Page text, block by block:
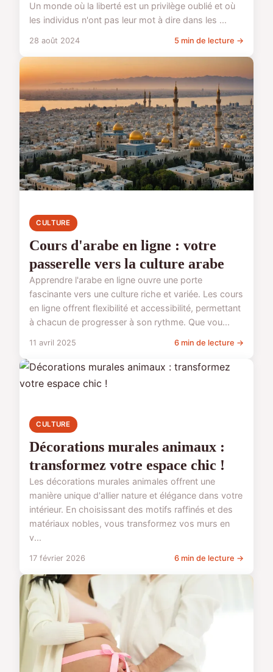
Un monde où la liberté est un privilège oublié et où
les individus n'ont pas leur mot à dire dans les ...
28 août 2024 5 min de lecture →
CULTURE
Cours d'arabe en ligne : votre
passerelle vers la culture arabe
Apprendre l'arabe en ligne ouvre une porte
fascinante vers une culture riche et variée. Les cours
en ligne offrent flexibilité et accessibilité, permettant
à chacun de progresser à son rythme. Que vou...
11 avril 2025 6 min de lecture →
CULTURE
Décorations murales animaux :
transformez votre espace chic !
Les décorations murales animales offrent une
manière unique d'allier nature et élégance dans votre
intérieur. En choisissant des motifs raffinés et des
matériaux nobles, vous transformez vos murs en
v...
17 février 2026 6 min de lecture →